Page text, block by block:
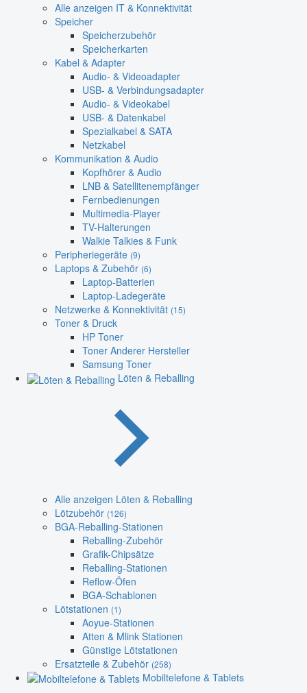
Alle anzeigen IT & Konnektivität
Speicher
Speicherzubehör
Speicherkarten
Kabel & Adapter
Audio- & Videoadapter
USB- & Verbindungsadapter
Audio- & Videokabel
USB- & Datenkabel
Spezialkabel & SATA
Netzkabel
Kommunikation & Audio
Kopfhörer & Audio
LNB & Satellitenempfänger
Fernbedienungen
Multimedia-Player
TV-Halterungen
Walkie Talkies & Funk
Peripheriegeräte (9)
Laptops & Zubehör (6)
Laptop-Batterien
Laptop-Ladegeräte
Netzwerke & Konnektivität (15)
Toner & Druck
HP Toner
Toner Anderer Hersteller
Samsung Toner
Löten & Reballing
Alle anzeigen Löten & Reballing
Lötzubehör (126)
BGA-Reballing-Stationen
Reballing-Zubehör
Grafik-Chipsätze
Reballing-Stationen
Reflow-Öfen
BGA-Schablonen
Lötstationen (1)
Aoyue-Stationen
Atten & Mlink Stationen
Günstige Lötstationen
Ersatzteile & Zubehör (258)
Mobiltelefone & Tablets